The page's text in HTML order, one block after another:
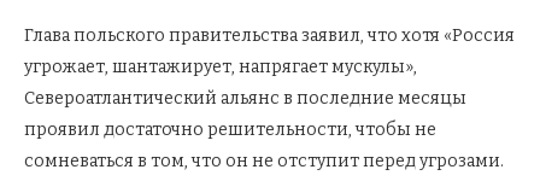
Глава польского правительства заявил, что хотя «Россия
угрожает, шантажирует, напрягает мускулы»,
Североатлантический альянс в последние месяцы
проявил достаточно решительности, чтобы не
сомневаться в том, что он не отступит перед угрозами.